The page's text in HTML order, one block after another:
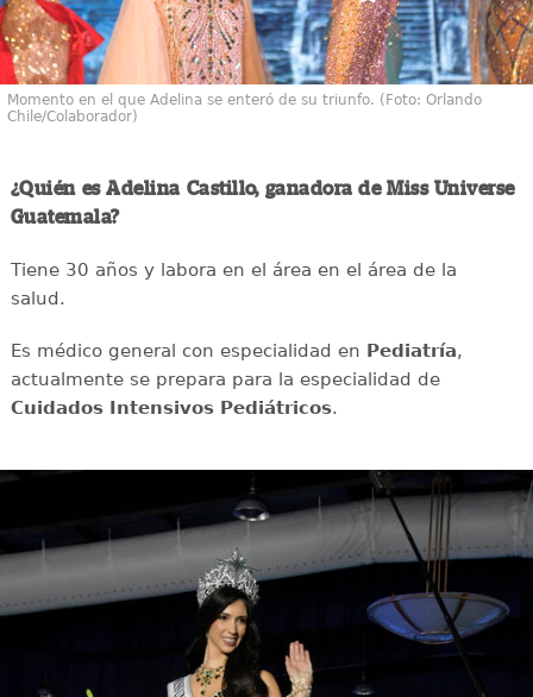
Momento en el que Adelina se enteró de su triunfo. (Foto: Orlando
Chile/Colaborador)
¿Quién es Adelina Castillo, ganadora de Miss Universe
Guatemala?
Tiene 30 años y labora en el área en el área de la
salud.
Es médico general con especialidad en Pediatría,
actualmente se prepara para la especialidad de
Cuidados Intensivos Pediátricos.